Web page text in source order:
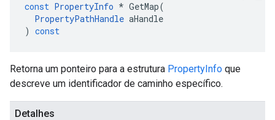
const PropertyInfo * GetMap(
PropertyPathHandle aHandle
) const
Retorna um ponteiro para a estrutura PropertyInfo que
descreve um identificador de caminho específico.
Detalhes